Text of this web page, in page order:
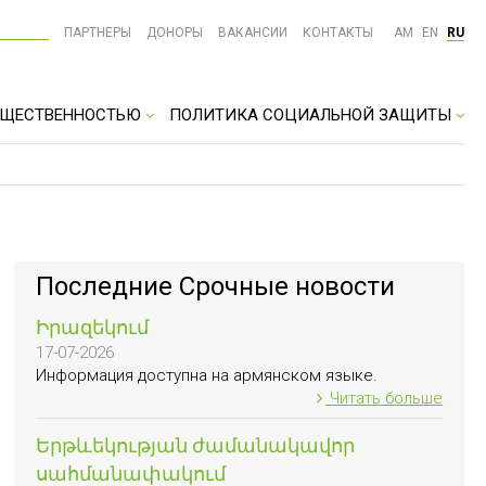
ПОЛИТИКА СОЦИАЛЬНОЙ ЗАЩИТЫ
ПАРТНЕРЫ ДОНОРЫ ВАКАНСИИ КОНТАКТЫ AM EN RU
Последние Срочные новости
Իրազեկում
17-07-2026
Информация доступна на армянском языке.
Читать больше
Երթևեկության ժամանակավոր
սահմանափակում